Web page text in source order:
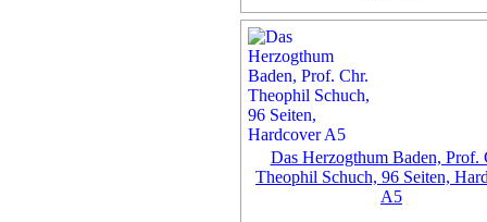
inkl. 7% MwSt,
Das Herzogthum Baden, Prof.
Theophil Schuch, 96 Seiten,
A5